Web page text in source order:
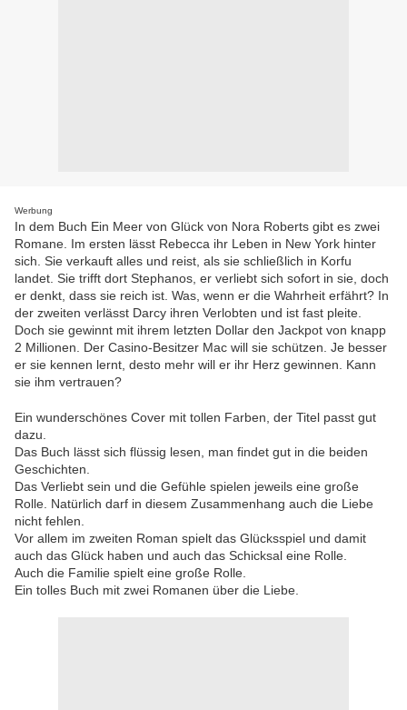
Werbung
In dem Buch Ein Meer von Glück von Nora Roberts gibt es zwei
Romane. Im ersten lässt Rebecca ihr Leben in New York hinter
sich. Sie verkauft alles und reist, als sie schließlich in Korfu
landet. Sie trifft dort Stephanos, er verliebt sich sofort in sie, doch
er denkt, dass sie reich ist. Was, wenn er die Wahrheit erfährt? In
der zweiten verlässt Darcy ihren Verlobten und ist fast pleite.
Doch sie gewinnt mit ihrem letzten Dollar den Jackpot von knapp
2 Millionen. Der Casino-Besitzer Mac will sie schützen. Je besser
er sie kennen lernt, desto mehr will er ihr Herz gewinnen. Kann
sie ihm vertrauen?
Ein wunderschönes Cover mit tollen Farben, der Titel passt gut
dazu.
Das Buch lässt sich flüssig lesen, man findet gut in die beiden
Geschichten.
Das Verliebt sein und die Gefühle spielen jeweils eine große
Rolle. Natürlich darf in diesem Zusammenhang auch die Liebe
nicht fehlen.
Vor allem im zweiten Roman spielt das Glücksspiel und damit
auch das Glück haben und auch das Schicksal eine Rolle.
Auch die Familie spielt eine große Rolle.
Ein tolles Buch mit zwei Romanen über die Liebe.